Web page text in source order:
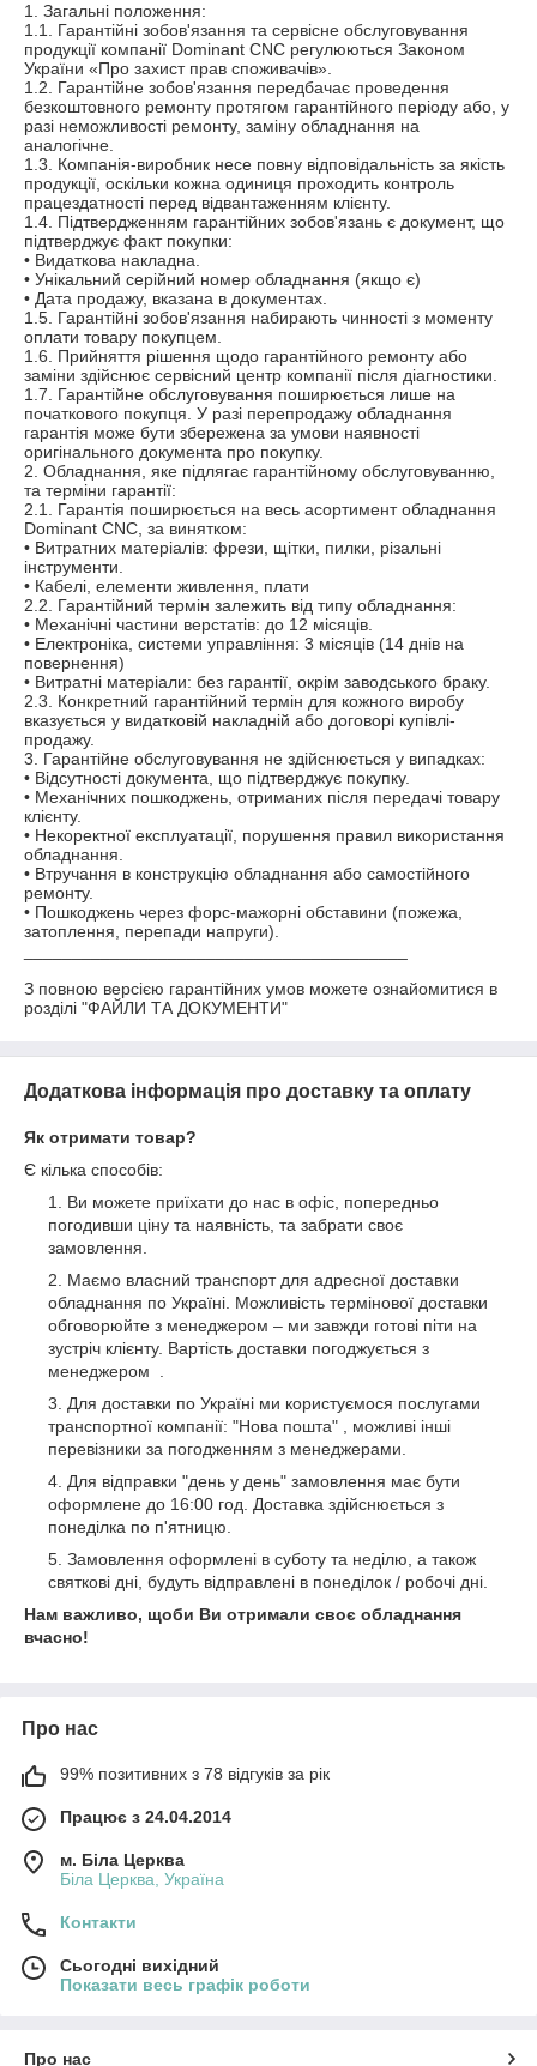
1. Загальні положення:
1.1. Гарантійні зобов'язання та сервісне обслуговування
продукції компанії Dominant CNC регулюються Законом
України «Про захист прав споживачів».
1.2. Гарантійне зобов'язання передбачає проведення
безкоштовного ремонту протягом гарантійного періоду або, у
разі неможливості ремонту, заміну обладнання на
аналогічне.
1.3. Компанія-виробник несе повну відповідальність за якість
продукції, оскільки кожна одиниця проходить контроль
працездатності перед відвантаженням клієнту.
1.4. Підтвердженням гарантійних зобов'язань є документ, що
підтверджує факт покупки:
• Видаткова накладна.
• Унікальний серійний номер обладнання (якщо є)
• Дата продажу, вказана в документах.
1.5. Гарантійні зобов'язання набирають чинності з моменту
оплати товару покупцем.
1.6. Прийняття рішення щодо гарантійного ремонту або
заміни здійснює сервісний центр компанії після діагностики.
1.7. Гарантійне обслуговування поширюється лише на
початкового покупця. У разі перепродажу обладнання
гарантія може бути збережена за умови наявності
оригінального документа про покупку.
2. Обладнання, яке підлягає гарантійному обслуговуванню,
та терміни гарантії:
2.1. Гарантія поширюється на весь асортимент обладнання
Dominant CNC, за винятком:
• Витратних матеріалів: фрези, щітки, пилки, різальні
інструменти.
• Кабелі, елементи живлення, плати
2.2. Гарантійний термін залежить від типу обладнання:
• Механічні частини верстатів: до 12 місяців.
• Електроніка, системи управління: 3 місяців (14 днів на
повернення)
• Витратні матеріали: без гарантії, окрім заводського браку.
2.3. Конкретний гарантійний термін для кожного виробу
вказується у видатковій накладній або договорі купівлі-
продажу.
3. Гарантійне обслуговування не здійснюється у випадках:
• Відсутності документа, що підтверджує покупку.
• Механічних пошкоджень, отриманих після передачі товару
клієнту.
• Некоректної експлуатації, порушення правил використання
обладнання.
• Втручання в конструкцію обладнання або самостійного
ремонту.
• Пошкоджень через форс-мажорні обставини (пожежа,
затоплення, перепади напруги).
З повною версією гарантійних умов можете ознайомитися в
Додаткова інформація про доставку та оплату
Як отримати товар?
Є кілька способів:
Ви можете приїхати до нас в офіс, попередньо
погодивши ціну та наявність, та забрати своє
замовлення.
Маємо власний транспорт для адресної доставки
обладнання по Україні. Можливість термінової доставки
обговорюйте з менеджером – ми завжди готові піти на
зустріч клієнту. Вартість доставки погоджується з
менеджером .
Для доставки по Україні ми користуємося послугами
транспортної компанії: "Нова пошта" , можливі інші
перевізники за погодженням з менеджерами.
Для відправки "день у день" замовлення має бути
оформлене до 16:00 год. Доставка здійснюється з
понеділка по п'ятницю.
Замовлення оформлені в суботу та неділю, а також
святкові дні, будуть відправлені в понеділок / робочі дні.
Нам важливо, щоби Ви отримали своє обладнання
вчасно!
Про нас
99% позитивних з 78 відгуків за рік
Працює з 24.04.2014
м. Біла Церква
Біла Церква, Україна
Контакти
Сьогодні вихідний
Показати весь графік роботи
Про нас